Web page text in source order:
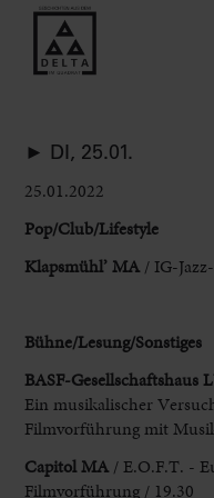
► DI, 25.01.
25.01.2022
Pop/Club/Lifestyle
Klapsmühl’ MA / IG-
Bühne/Lesung/Sonstiges
BASF-Gesellschaftshaus
Ein musikalischer
Filmvorführung mit
Capitol MA / E.O.F.T. -
Filmvorführung / 19.30